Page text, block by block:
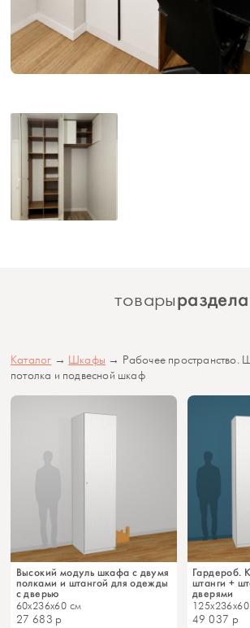
товарыраздела
Каталог → Шкафы → Рабочее пространство.
потолка и подвесной шкаф
Высокий модуль шкафа с двумя
полками и штангой для одежды
c дверью
60x236x60 см
27 683 р
Гардероб.
штанги +
дверями
49 037 р